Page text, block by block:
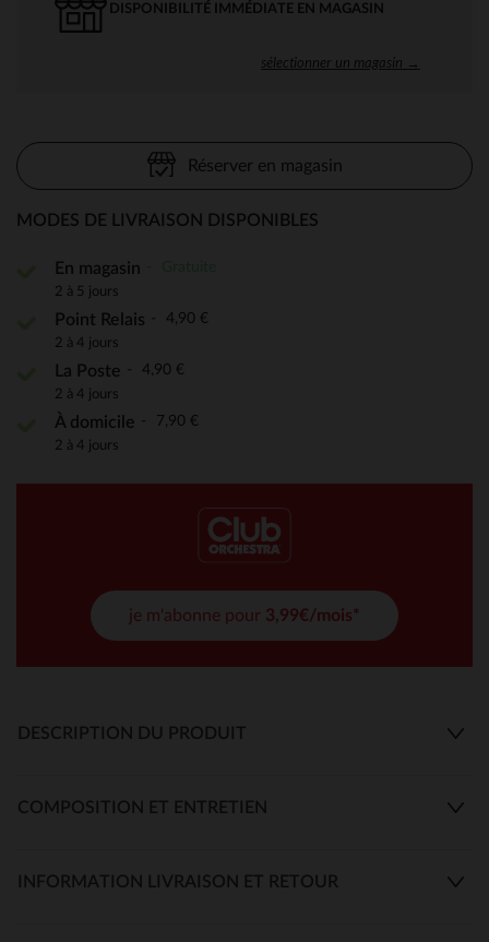
DISPONIBILITÉ IMMÉDIATE EN MAGASIN
sélectionner un magasin →
Réserver en magasin
MODES DE LIVRAISON DISPONIBLES
En magasin
2 à 5 jours
Point Relais 4,90 €
2 à 4 jours
La Poste 4,90 €
2 à 4 jours
À domicile 7,90 €
2 à 4 jours
je m'abonne pour 3,99€/mois*
DESCRIPTION DU PRODUIT
COMPOSITION ET ENTRETIEN
INFORMATION LIVRAISON ET RETOUR